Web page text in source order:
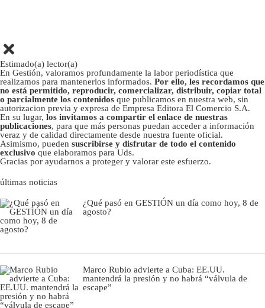
Estimado(a) lector(a)
En Gestión, valoramos profundamente la labor periodística que
realizamos para mantenerlos informados. Por ello, les recordamos que
no está permitido, reproducir, comercializar, distribuir, copiar total
o parcialmente los contenidos que publicamos en nuestra web, sin
autorizacion previa y expresa de Empresa Editora El Comercio S.A.
En su lugar, los invitamos a compartir el enlace de nuestras
publicaciones, para que más personas puedan acceder a información
veraz y de calidad directamente desde nuestra fuente oficial.
Asimismo, pueden suscribirse y disfrutar de todo el contenido
exclusivo que elaboramos para Uds.
Gracias por ayudarnos a proteger y valorar este esfuerzo.
últimas noticias
¿Qué pasó en GESTIÓN un día como hoy, 8 de
agosto?
Marco Rubio advierte a Cuba: EE.UU.
mantendrá la presión y no habrá “válvula de
escape”